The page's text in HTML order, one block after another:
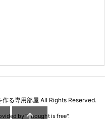
作る専用部屋 All Rights Reserved.
by "Thought is free".
